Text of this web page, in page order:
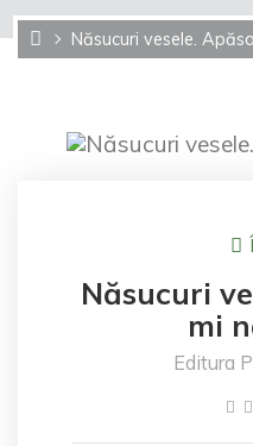
Năsucuri vesele.
Năsucuri
mi
Editura